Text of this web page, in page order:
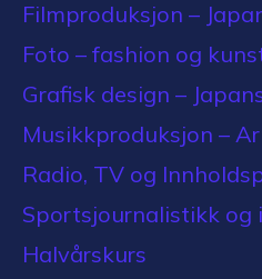
Filmproduksjon –
Foto – fashion og
Grafisk design –
Musikkproduksjon –
Radio, TV og
Sportsjournalistikk og
Halvårskurs